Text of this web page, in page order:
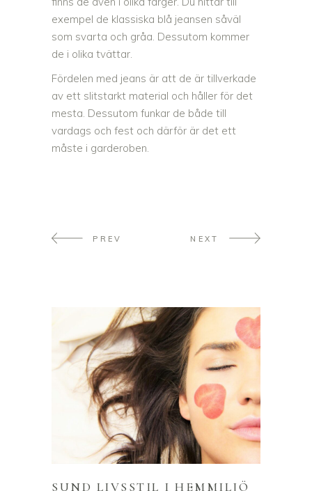
exempel de klassiska blå jeansen såväl
som svarta och gråa. Dessutom kommer
de i olika tvättar.
Fördelen med jeans är att de är tillverkade
av ett slitstarkt material och håller för det
mesta. Dessutom funkar de både till
vardags och fest och därför är det ett
måste i garderoben.
PREV NEXT
SUND LIVSSTIL I HEMMILJÖ